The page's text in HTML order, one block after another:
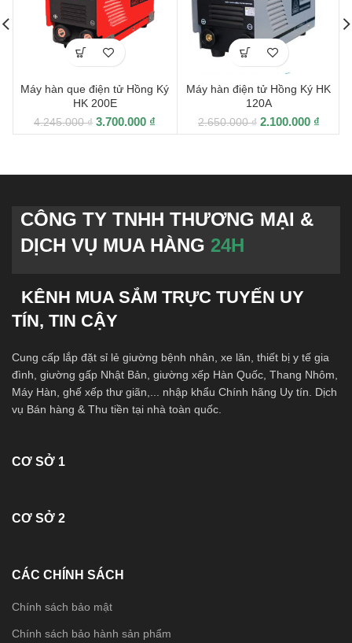
Máy hàn que điện tử Hồng Ký
HK 200E
4.245.000₫ 3.700.000 ₫
Máy hàn điện tử Hồng Ký HK
120A
2.650.000₫ 2.100.000 ₫
CÔNG TY TNHH THƯƠNG MẠI &
DỊCH VỤ MUA HÀNG 24H
KÊNH MUA SẮM TRỰC TUYẾN UY
TÍN, TIN CẬY
Cung cấp lắp đặt sỉ lẻ giường bệnh nhân, xe lăn, thiết bị y tế gia
đình, giường gấp Nhật Bản, giường xếp Hàn Quốc, Thang Nhôm,
Máy Hàn, ghế xếp thư giãn,... nhập khẩu Chính hãng Uy tín. Dịch
vụ Bán hàng & Thu tiền tại nhà toàn quốc.
CƠ SỞ 1
CƠ SỞ 2
CÁC CHÍNH SÁCH
Chính sách bảo mật
Chính sách bảo hành sản phẩm